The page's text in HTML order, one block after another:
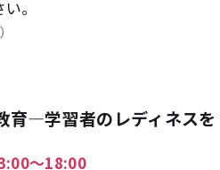
。
育―学習者のレディネスを
〜18:00